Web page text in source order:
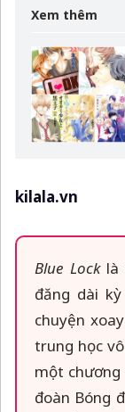
Xem thêm
kilala.vn
Blue Locklà
đăng dài
chuyện
trung học
một
đoàn Bóng